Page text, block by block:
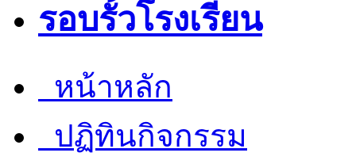
รอบรั้วโรงเรียน
หน้าหลัก
ปฏิทินกิจกรรม